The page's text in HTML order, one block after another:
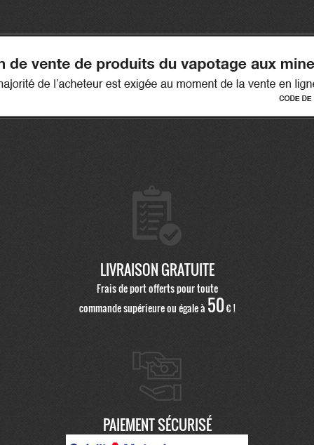
LIVRAISON GRATUITE
Frais de port offerts pour toute
commande supérieure ou égale à 50€ !
PAIEMENT SÉCURISÉ